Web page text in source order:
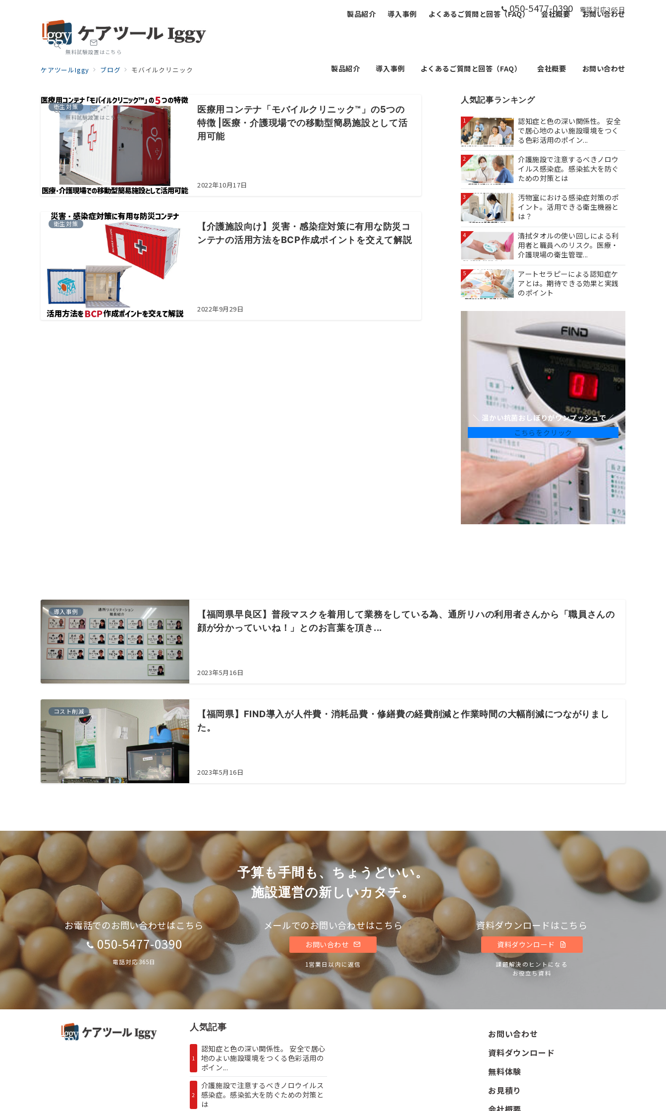
050-5477-0390 電話対応365日
製品紹介 導入事例 よくあるご質問と回答（FAQ） 会社概要 お問い合わせ
無料試験設置はこちら
製品紹介 導入事例 よくあるご質問と回答（FAQ） 会社概要 お問い合わせ
無料試験設置はこちら
ケアツールIggy ブログ モバイルクリニック
衛生対策
医療用コンテナ「モバイルクリニック™」の5つの
特徴 |医療・介護現場での移動型簡易施設として活
用可能
2022年10月17日
衛生対策
【介護施設向け】災害・感染症対策に有用な防災コ
ンテナの活用方法をBCP作成ポイントを交えて解説
2022年9月29日
人気記事ランキング
1
認知症と色の深い関係性。 安全
で居心地のよい施設環境をつく
る色彩活用のポイン...
2
介護施設で注意するべきノロウ
イルス感染症。感染拡大を防ぐ
ための対策とは
3
汚物室における感染症対策のポ
イント。活用できる衛生機器と
は？
4
清拭タオルの使い回しによる利
用者と職員へのリスク。医療・
介護現場の衛生管理...
5
アートセラピーによる認知症ケ
アとは。期待できる効果と実践
のポイント
＼ 温かい抗菌おしぼりがワンプッシュで／
こちらをクリック
導入事例
【福岡県早良区】普段マスクを着用して業務をしている為、通所リハの利用者さんから「職員さんの
顔が分かっていいね！」とのお言葉を頂き...
2023年5月16日
コスト削減
【福岡県】FIND導入が人件費・消耗品費・修繕費の経費削減と作業時間の大幅削減につながりまし
た。
2023年5月16日
予算も手間も、ちょうどいい。
施設運営の新しいカタチ。
お電話でのお問い合わせはこちら
050-5477-0390
電話対応365日
メールでのお問い合わせはこちら
お問い合わせ
1営業日以内に返信
資料ダウンロードはこちら
資料ダウンロード
課題解決のヒントになる
お役立ち資料
人気記事
1
認知症と色の深い関係性。 安全で居心
地のよい施設環境をつくる色彩活用の
ポイン...
2
介護施設で注意するべきノロウイルス
感染症。感染拡大を防ぐための対策と
は
お問い合わせ
資料ダウンロード
無料体験
お見積り